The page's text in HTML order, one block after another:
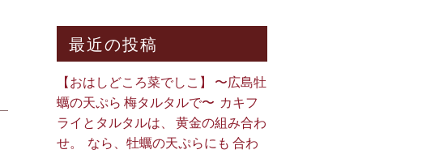
最近の投稿
【おはしどころ菜でしこ】 〜広島牡
蠣の天ぷら 梅タルタルで〜 ⁡ カキフ
ライとタルタルは、 黄金の組み合わ
せ。 ⁡ なら、牡蠣の天ぷらにも 合わ